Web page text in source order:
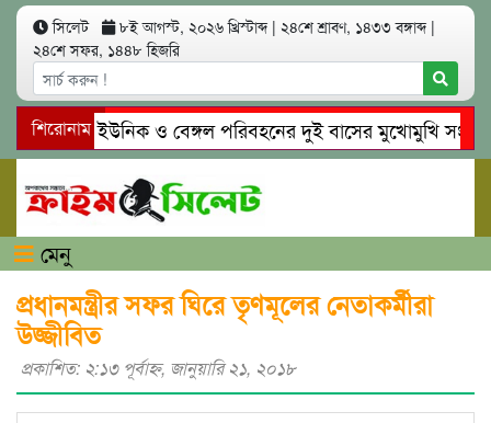
সিলেট ৮ই আগস্ট, ২০২৬ খ্রিস্টাব্দ | ২৪শে শ্রাবণ, ১৪৩৩ বঙ্গাব্দ |
২৪শে সফর, ১৪৪৮ হিজরি
শিরোনাম
সিলেটে ইউনিক ও বেঙ্গল পরিবহনের দুই বাসের মুখোমুখি
গোয়াইনঘাটে প্রেমের ফাঁদে তরুণী পাচার: মাদকাসক্ত রিমালকে
মেনু
প্রধানমন্ত্রীর সফর ঘিরে তৃণমূলের নেতাকর্মীরা
উজ্জীবিত
প্রকাশিত: ২:১৩ পূর্বাহ্ণ, জানুয়ারি ২১, ২০১৮